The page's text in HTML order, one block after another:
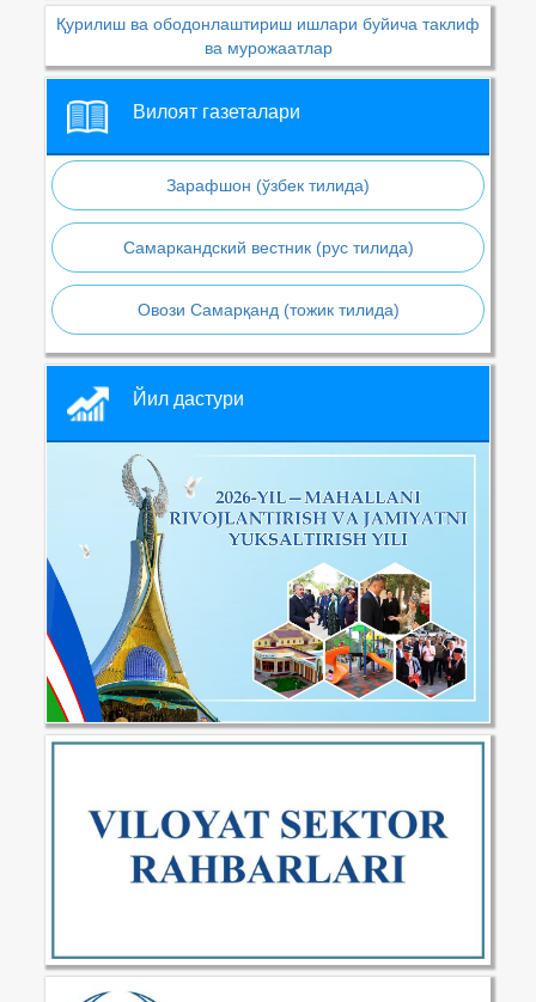
Қурилиш ва ободонлаштириш ишлари буйича таклиф
ва мурожаатлар
Вилоят газеталари
Зарафшон (ўзбек тилида)
Самаркандский вестник (рус тилида)
Овози Самарқанд (тожик тилида)
Йил дастури